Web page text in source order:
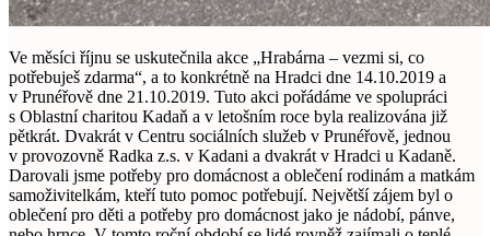
Ve měsíci říjnu se uskutečnila akce „Hrabárna – vezmi si, co
potřebuješ zdarma“, a to konkrétně na Hradci dne 14.10.2019 a
v Prunéřově dne 21.10.2019. Tuto akci pořádáme ve spolupráci
s Oblastní charitou Kadaň a v letošním roce byla realizována již
pětkrát. Dvakrát v Centru sociálních služeb v Prunéřově, jednou
v provozovně Radka z.s. v Kadani a dvakrát v Hradci u Kadaně.
Darovali jsme potřeby pro domácnost a oblečení rodinám a matkám
samoživitelkám, kteří tuto pomoc potřebují. Největší zájem byl o
oblečení pro děti a potřeby pro domácnost jako je nádobí, pánve,